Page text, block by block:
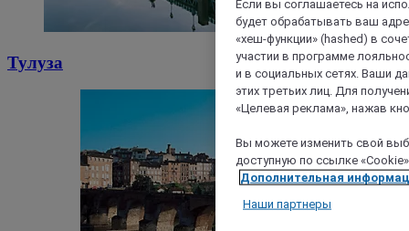
Тулуза
Если вы соглашаетесь на
будет обрабатывать ваш
«хеш-функции» (hashed) в
участии в программе
и в социальных сетях. Ваши
этих третьих лиц. Для
«Целевая реклама», нажав
Вы можете изменить свой
доступную по ссылке
Дополнительная
Наши партнеры